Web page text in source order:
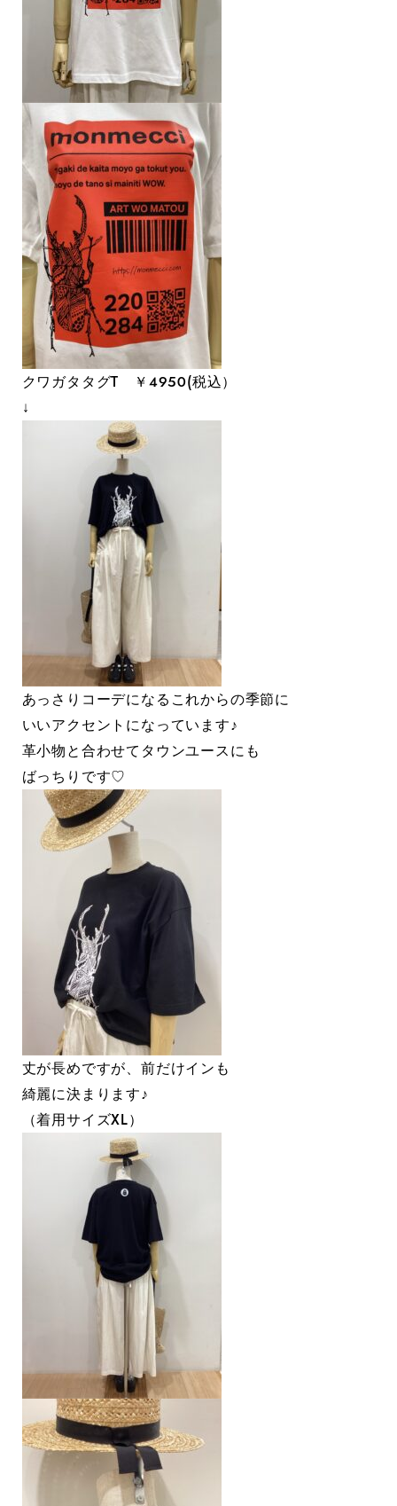
クワガタタグT ￥４９５０(税込）
↓
あっさりコーデになるこれからの季節に
いいアクセントになっています♪
革小物と合わせてタウンユースにも
ばっちりです♡
丈が長めですが、前だけインも
綺麗に決まります♪
（着用サイズXL）